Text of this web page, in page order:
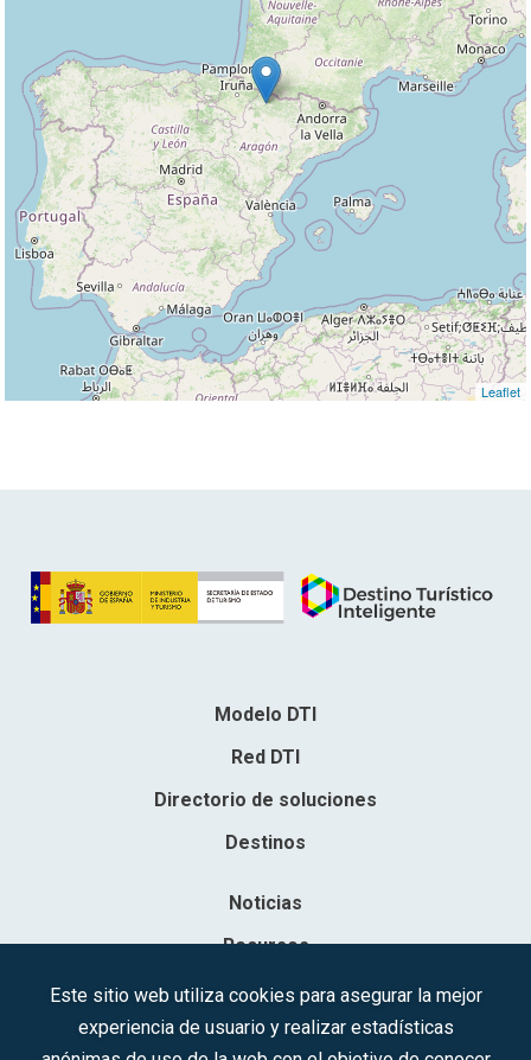
Leaflet
Modelo DTI
Red DTI
Directorio de soluciones
Destinos
Noticias
Recursos
Contacto
Sociedad Mercantil Estatal para la Gestión de la Innovación y las
Este sitio web utiliza cookies para asegurar la mejor
experiencia de usuario y realizar estadísticas